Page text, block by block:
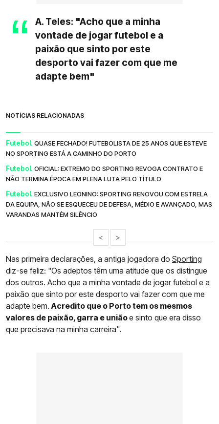
A. Teles: "Acho que a minha
vontade de jogar futebol e a
paixão que sinto por este
desporto vai fazer com que me
adapte bem"
NOTÍCIAS RELACIONADAS
Futebol. QUASE FECHADO! FUTEBOLISTA DE 25 ANOS QUE ESTEVE
NO SPORTING ESTÁ A CAMINHO DO PORTO
Futebol. OFICIAL: EXTREMO DO SPORTING REVOGA CONTRATO E
NÃO TERMINA ÉPOCA EM PLENA LUTA PELO TÍTULO
Futebol. EXCLUSIVO LEONINO: SPORTING RENOVOU COM ESTRELA
DA EQUIPA, NÃO SE ESQUECEU DE DEFESA, MÉDIO E AVANÇADO, MAS
VARANDAS MANTÉM SILÊNCIO
< >
Nas primeira declarações, a antiga jogadora do Sporting
diz-se feliz: "Os adeptos têm uma atitude que os distingue
dos outros. Acho que a minha vontade de jogar futebol e a
paixão que sinto por este desporto vai fazer com que me
adapte bem. Acredito que o Porto tem os mesmos
valores de paixão, garra e uniãoe sinto que era disso
que precisava na minha carreira".